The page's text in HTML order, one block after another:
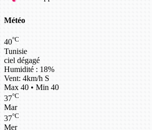
Météo
40°C
Tunisie
ciel dégagé
Humidité : 18%
Vent: 4km/h S
Max 40 • Min 40
37°C
Mar
37°C
Mer